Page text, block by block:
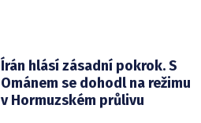
Írán hlásí zásadní pokrok. S
Ománem se dohodl na režimu
v Hormuzském průlivu